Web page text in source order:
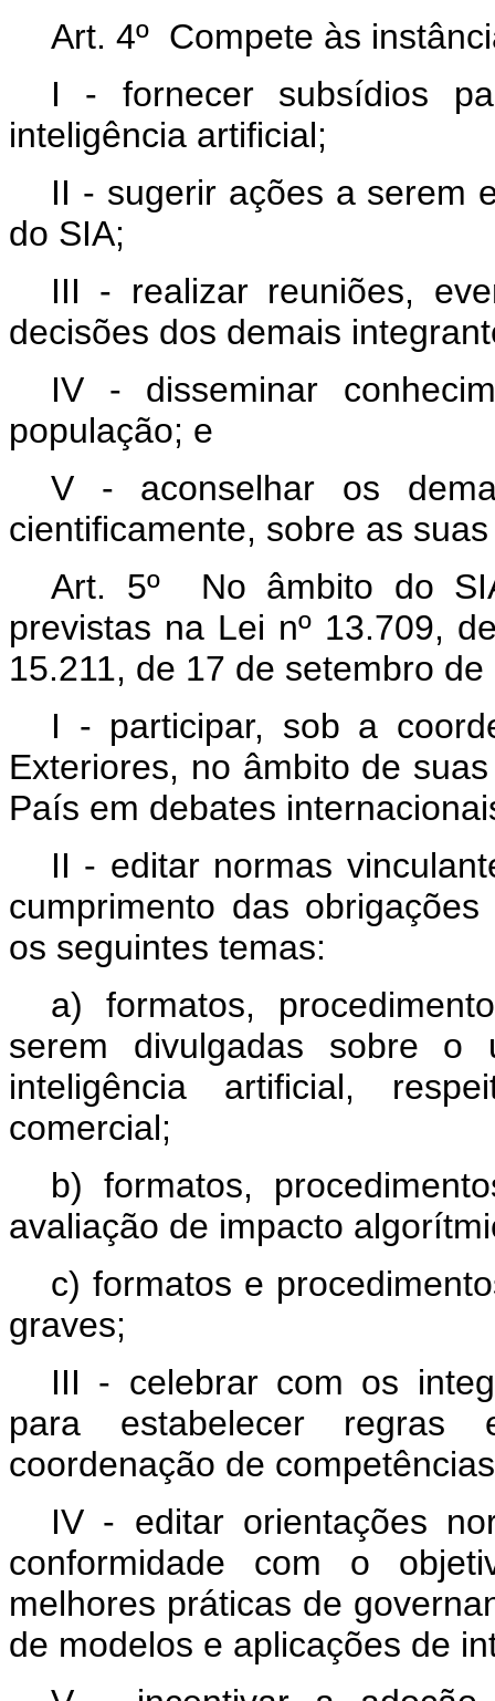
Art. 4º Compete às
I - fornecer subsídios
inteligência artificial;
II - sugerir ações a serem
do SIA;
III - realizar reuniões,
decisões dos demais
IV - disseminar
população; e
V - aconselhar os
cientificamente, sobre as
Art. 5º No âmbito do
previstas na Lei nº 13.709,
15.211, de 17 de setembro
I - participar, sob a
Exteriores, no âmbito de
País em debates
II - editar normas
cumprimento das
os seguintes temas:
a) formatos,
serem divulgadas sobre
inteligência artificial,
comercial;
b) formatos,
avaliação de impacto
c) formatos e
graves;
III - celebrar com os
para estabelecer regras
coordenação de
IV - editar orientações
conformidade com o
melhores práticas de
de modelos e aplicações de